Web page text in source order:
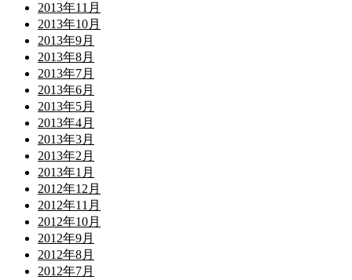
2013年11月
2013年10月
2013年9月
2013年8月
2013年7月
2013年6月
2013年5月
2013年4月
2013年3月
2013年2月
2013年1月
2012年12月
2012年11月
2012年10月
2012年9月
2012年8月
2012年7月